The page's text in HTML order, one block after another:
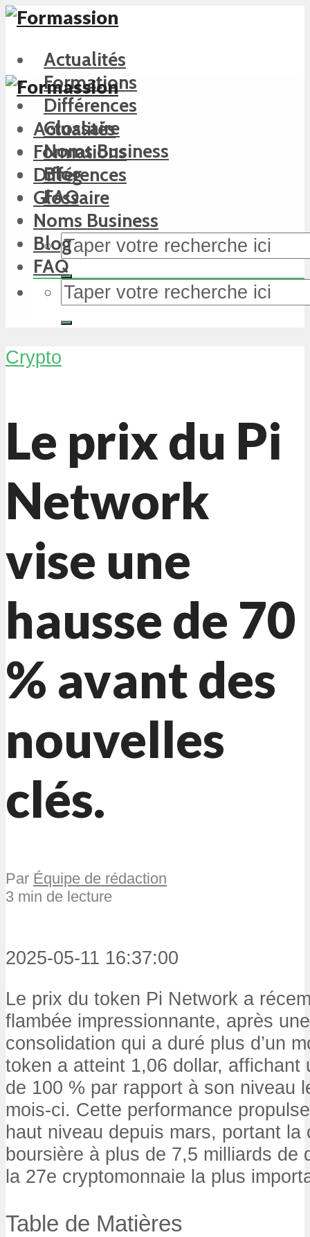
Actualités
Formations
Différences
Glossaire
Noms Business
Blog
FAQ
Actualités
Formations
Différences
Glossaire
Noms Business
Blog
FAQ
Crypto
Le prix du Pi
Network
vise une
hausse de 70
% avant des
nouvelles
clés.
Par Équipe de rédaction
3 min de lecture
2025-05-11 16:37:00
Le prix du token Pi Network a
flambée impressionnante, après
consolidation qui a duré plus d’un
token a atteint 1,06 dollar, affichant
de 100 % par rapport à son niveau
mois-ci. Cette performance
haut niveau depuis mars, portant la
boursière à plus de 7,5 milliards de
la 27e cryptomonnaie la plus
Table de Matières